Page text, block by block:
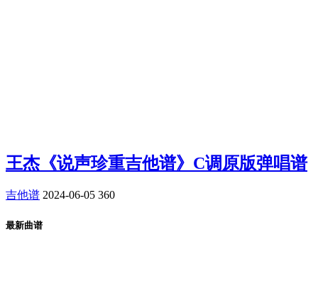
王杰《说声珍重吉他谱》C调原版弹唱谱
吉他谱 2024-06-05 360
最新曲谱